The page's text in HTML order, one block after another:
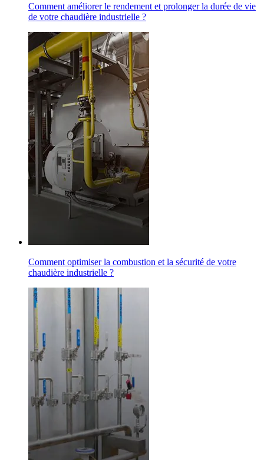
Comment améliorer le rendement et prolonger la durée de vie
de votre chaudière industrielle ?
Comment optimiser la combustion et la sécurité de votre
chaudière industrielle ?